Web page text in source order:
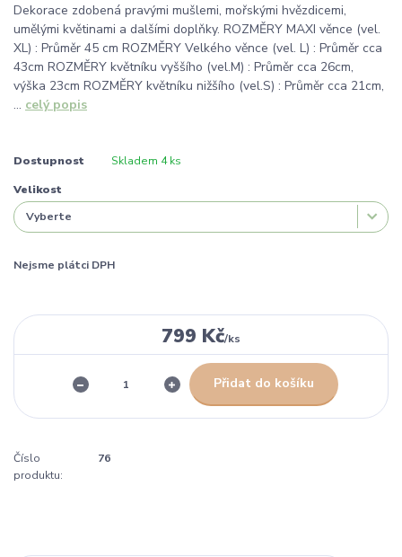
Dekorace zdobená pravými mušlemi, mořskými hvězdicemi,
umělými květinami a dalšími doplňky. ROZMĚRY MAXI věnce (vel.
XL) : Průměr 45 cm ROZMĚRY Velkého věnce (vel. L) : Průměr cca
43cm ROZMĚRY květníku vyššího (vel.M) : Průměr cca 26cm,
výška 23cm ROZMĚRY květníku nižšího (vel.S) : Průměr cca 21cm,
... celý popis
Dostupnost Skladem 4 ks
Velikost
Nejsme plátci DPH
799 Kč/ks
Přidat do košíku
Číslo
produktu:
76